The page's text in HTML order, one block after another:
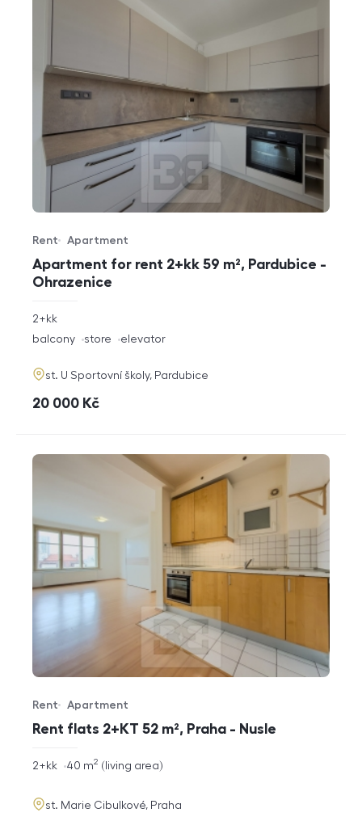
Apartment for rent 2+kk 59 m², Pardubice -
Ohrazenice
Offer type
Rent
Property type
Apartment
rozměry
disposition
2+kk
funkce
balcony store elevator
adresa
st. U Sportovní školy, Pardubice
cena
20 000 Kč
Rent flats 2+KT 52 m², Praha - Nusle
Offer type
Rent
Property type
Apartment
rozměry
disposition
2+kk living area
40 m2
adresa
st. Marie Cibulkové, Praha